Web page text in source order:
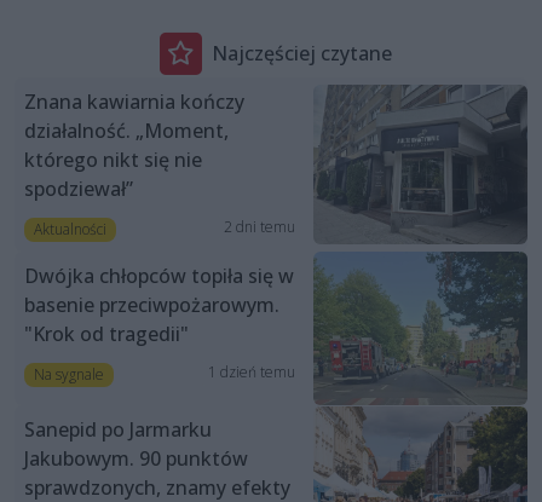
Najczęściej czytane
Znana kawiarnia kończy
działalność. „Moment,
którego nikt się nie
spodziewał”
Aktualności 2 dni temu
Dwójka chłopców topiła się w
basenie przeciwpożarowym.
"Krok od tragedii"
Na sygnale 1 dzień temu
Sanepid po Jarmarku
Jakubowym. 90 punktów
sprawdzonych, znamy efekty